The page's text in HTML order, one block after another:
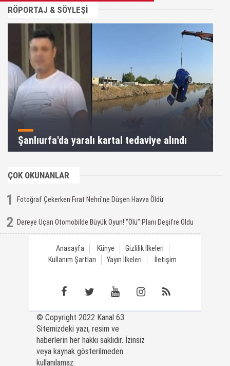
RÖPORTAJ & SÖYLEŞİ
Şanlıurfa'da yaralı kartal tedaviye alındı
ÇOK OKUNANLAR
1 Fotoğraf Çekerken Fırat Nehri'ne Düşen Havva Öldü
2 Dereye Uçan Otomobilde Büyük Oyun! "Ölü" Planı Deşifre Oldu
Anasayfa Künye
Gizlilik İlkeleri
Kullanım Şartları
Yayın İlkeleri İletişim
© Copyright 2022 Kanal 63
Sitemizdeki yazı, resim ve
haberlerin her hakkı saklıdır. İzinsiz
veya kaynak gösterilmeden
kullanılamaz.